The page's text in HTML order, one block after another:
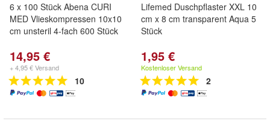
6 x 100 Stück Abena CURI
MED Vlieskompressen 10x10
cm unsteril 4-fach 600 Stück
14,95 €
+ 4,95 € Versand
10
Lifemed Duschpflaster XXL 10
cm x 8 cm transparent Aqua 5
Stück
1,95 €
Kostenloser Versand
2